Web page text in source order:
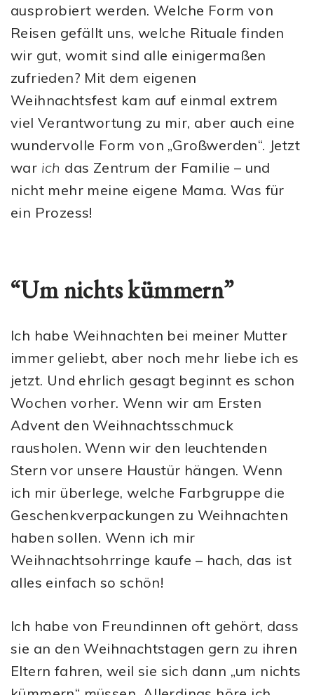
ausprobiert werden. Welche Form von
Reisen gefällt uns, welche Rituale finden
wir gut, womit sind alle einigermaßen
zufrieden? Mit dem eigenen
Weihnachtsfest kam auf einmal extrem
viel Verantwortung zu mir, aber auch eine
wundervolle Form von „Großwerden“. Jetzt
war ich das Zentrum der Familie – und
nicht mehr meine eigene Mama. Was für
ein Prozess!
“Um nichts kümmern”
Ich habe Weihnachten bei meiner Mutter
immer geliebt, aber noch mehr liebe ich es
jetzt. Und ehrlich gesagt beginnt es schon
Wochen vorher. Wenn wir am Ersten
Advent den Weihnachtsschmuck
rausholen. Wenn wir den leuchtenden
Stern vor unsere Haustür hängen. Wenn
ich mir überlege, welche Farbgruppe die
Geschenkverpackungen zu Weihnachten
haben sollen. Wenn ich mir
Weihnachtsohrringe kaufe – hach, das ist
alles einfach so schön!
Ich habe von Freundinnen oft gehört, dass
sie an den Weihnachtstagen gern zu ihren
Eltern fahren, weil sie sich dann „um nichts